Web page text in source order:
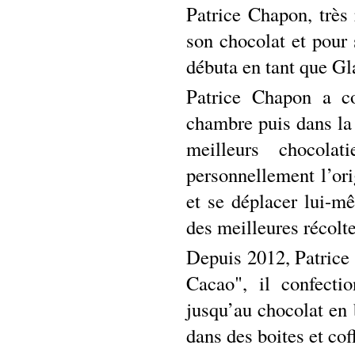
Patrice Chapon,
son chocolat et pour
débuta en tant que
Patrice Chapon a
chambre puis dans
meilleurs
personnellement
et se déplacer lui-
des meilleures
Depuis 2012,
Cacao", il
jusqu’au chocolat
dans des boites et